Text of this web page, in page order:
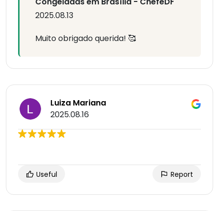
2025.08.13
Muito obrigado querida! 🥰
Luiza Mariana
2025.08.16
Useful Report